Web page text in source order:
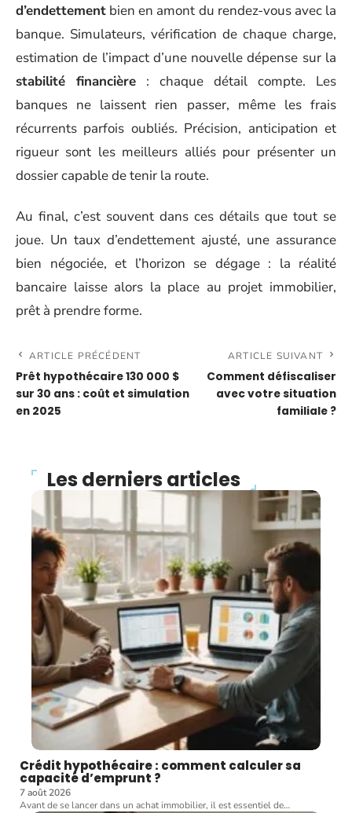
d’endettement bien en amont du rendez-vous avec la
banque. Simulateurs, vérification de chaque charge,
estimation de l’impact d’une nouvelle dépense sur la
stabilité financière : chaque détail compte. Les
banques ne laissent rien passer, même les frais
récurrents parfois oubliés. Précision, anticipation et
rigueur sont les meilleurs alliés pour présenter un
dossier capable de tenir la route.
Au final, c’est souvent dans ces détails que tout se
joue. Un taux d’endettement ajusté, une assurance
bien négociée, et l’horizon se dégage : la réalité
bancaire laisse alors la place au projet immobilier,
prêt à prendre forme.
ARTICLE PRÉCÉDENT
Prêt hypothécaire 130 000 $
sur 30 ans : coût et simulation
en 2025
ARTICLE SUIVANT
Comment défiscaliser
avec votre situation
familiale ?
Les derniers articles
Crédit hypothécaire : comment calculer sa
capacité d’emprunt ?
7 août 2026
Avant de se lancer dans un achat immobilier, il est essentiel de…